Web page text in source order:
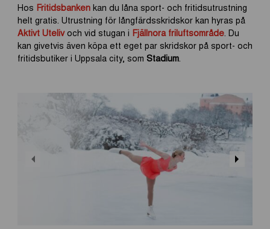
Hos Fritidsbanken kan du låna sport- och fritidsutrustning
helt gratis. Utrustning för långfärdsskridskor kan hyras på
Aktivt Uteliv och vid stugan i Fjällnora friluftsområde. Du
kan givetvis även köpa ett eget par skridskor på sport- och
fritidsbutiker i Uppsala city, som Stadium.